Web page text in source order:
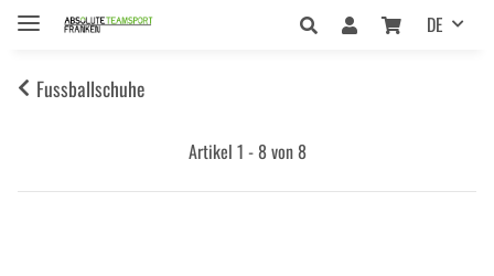
DE
Fussballschuhe
Artikel 1 - 8 von 8